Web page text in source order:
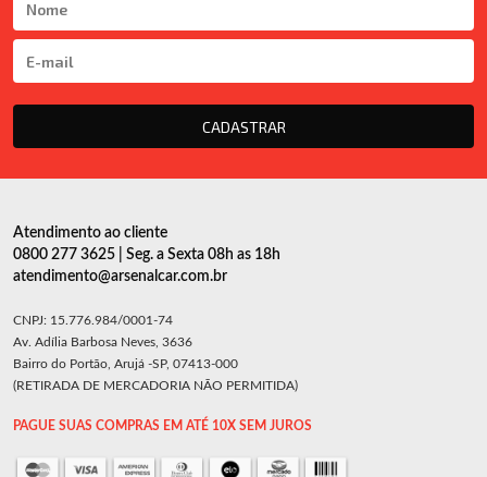
CADASTRAR
Atendimento ao cliente
0800 277 3625 | Seg. a Sexta 08h as 18h
atendimento@arsenalcar.com.br
CNPJ: 15.776.984/0001-74
Av. Adília Barbosa Neves, 3636
Bairro do Portão, Arujá -SP, 07413-000
(RETIRADA DE MERCADORIA NÃO PERMITIDA)
PAGUE SUAS COMPRAS EM ATÉ 10X SEM JUROS